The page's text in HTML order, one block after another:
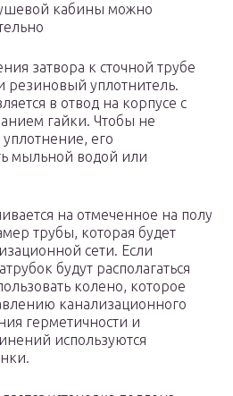
кабины можно
затвора к сточной трубе
резиновый уплотнитель.
в отвод на корпусе с
гайки. Чтобы не
его
мыльной водой или
на отмеченное на полу
трубы, которая будет
сети. Если
будут располагаться
колено, которое
канализационного
герметичности и
используются